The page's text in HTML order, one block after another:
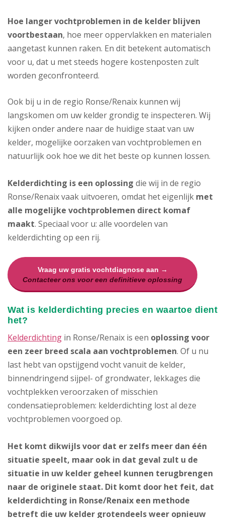
Hoe langer vochtproblemen in de kelder blijven
voortbestaan, hoe meer oppervlakken en materialen
aangetast kunnen raken. En dit betekent automatisch
voor u, dat u met steeds hogere kostenposten zult
worden geconfronteerd.
Ook bij u in de regio Ronse/Renaix kunnen wij
langskomen om uw kelder grondig te inspecteren. Wij
kijken onder andere naar de huidige staat van uw
kelder, mogelijke oorzaken van vochtproblemen en
natuurlijk ook hoe we dit het beste op kunnen lossen.
Kelderdichting is een oplossing die wij in de regio
Ronse/Renaix vaak uitvoeren, omdat het eigenlijk met
alle mogelijke vochtproblemen direct komaf
maakt. Speciaal voor u: alle voordelen van
kelderdichting op een rij.
Vraag uw gratis vochtdiagnose aan →
Contacteer ons voor een definitieve oplossing
Wat is kelderdichting precies en waartoe dient
het?
Kelderdichting in Ronse/Renaix is een oplossing voor
een zeer breed scala aan vochtproblemen. Of u nu
last hebt van opstijgend vocht vanuit de kelder,
binnendringend sijpel- of grondwater, lekkages die
vochtplekken veroorzaken of misschien
condensatieproblemen: kelderdichting lost al deze
vochtproblemen voorgoed op.
Het komt dikwijls voor dat er zelfs meer dan één
situatie speelt, maar ook in dat geval zult u de
situatie in uw kelder geheel kunnen terugbrengen
naar de originele staat. Dit komt door het feit, dat
kelderdichting in Ronse/Renaix een methode
betreft die uw kelder grotendeels weer opnieuw